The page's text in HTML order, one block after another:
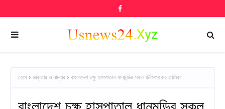
হোম ডাক্তার ও নাম্বার বাংলাদেশ চক্ষু হাসপাতাল ধানমন্ডির সকল চিকিৎসকের তালিকা